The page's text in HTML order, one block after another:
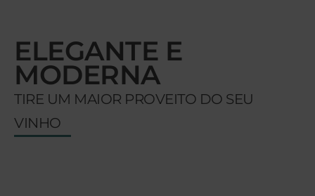
ELEGANTE E
MODERNA
TIRE UM MAIOR PROVEITO DO SEU
VINHO